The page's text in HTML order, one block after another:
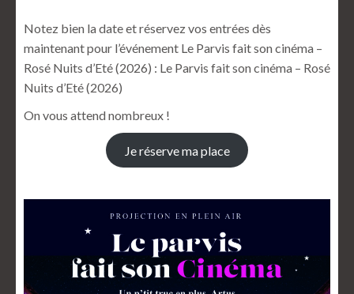
Notez bien la date et réservez vos entrées dès
maintenant pour l’événement Le Parvis fait son cinéma –
Rosé Nuits d’Eté (2026) : Le Parvis fait son cinéma – Rosé
Nuits d’Eté (2026)
On vous attend nombreux !
Je réserve ma place